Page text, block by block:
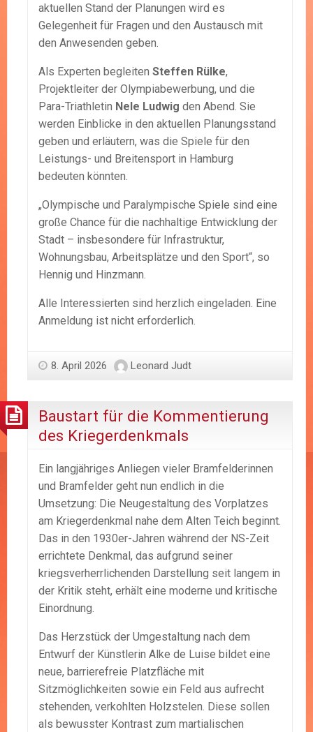
aktuellen Stand der Planungen wird es
Gelegenheit für Fragen und den Austausch mit
den Anwesenden geben.
Als Experten begleiten Steffen Rülke,
Projektleiter der Olympiabewerbung, und die
Para-Triathletin Nele Ludwig den Abend. Sie
werden Einblicke in den aktuellen Planungsstand
geben und erläutern, was die Spiele für den
Leistungs- und Breitensport in Hamburg
bedeuten könnten.
„Olympische und Paralympische Spiele sind eine
große Chance für die nachhaltige Entwicklung der
Stadt – insbesondere für Infrastruktur,
Wohnungsbau, Arbeitsplätze und den Sport“, so
Hennig und Hinzmann.
Alle Interessierten sind herzlich eingeladen. Eine
Anmeldung ist nicht erforderlich.
8. April 2026 Leonard Judt
Baustart für die Kommentierung
des Kriegerdenkmals
Ein langjähriges Anliegen vieler Bramfelderinnen
und Bramfelder geht nun endlich in die
Umsetzung: Die Neugestaltung des Vorplatzes
am Kriegerdenkmal nahe dem Alten Teich beginnt.
Das in den 1930er-Jahren während der NS-Zeit
errichtete Denkmal, das aufgrund seiner
kriegsverherrlichenden Darstellung seit langem in
der Kritik steht, erhält eine moderne und kritische
Einordnung.
Das Herzstück der Umgestaltung nach dem
Entwurf der Künstlerin Alke de Luise bildet eine
neue, barrierefreie Platzfläche mit
Sitzmöglichkeiten sowie ein Feld aus aufrecht
stehenden, verkohlten Holzstelen. Diese sollen
als bewusster Kontrast zum martialischen